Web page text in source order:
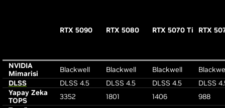
RTX 5090 RTX 5080 RTX 5070 Ti RTX
NVIDIA
Mimarisi
Blackwell Blackwell Blackwell
DLSS
DLSS 4.5 DLSS 4.5 DLSS 4.5
DLSS
Yapay Zeka
TOPS
3352 1801 1406
988